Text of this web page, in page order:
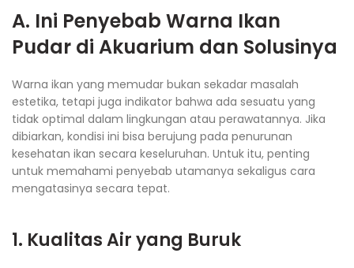
A. Ini Penyebab Warna Ikan
Pudar di Akuarium dan Solusinya
Warna ikan yang memudar bukan sekadar masalah
estetika, tetapi juga indikator bahwa ada sesuatu yang
tidak optimal dalam lingkungan atau perawatannya. Jika
dibiarkan, kondisi ini bisa berujung pada penurunan
kesehatan ikan secara keseluruhan. Untuk itu, penting
untuk memahami penyebab utamanya sekaligus cara
mengatasinya secara tepat.
1. Kualitas Air yang Buruk